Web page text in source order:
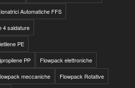
Automatiche FFS
4 saldature
PE
PP Flowpack elettroniche
meccaniche Flowpack Rotative